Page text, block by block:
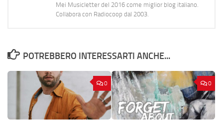
Mei Musicletter del 2016 come miglior blog italiano.
Collabora con Radiocoop dal 2003.
POTREBBERO INTERESSARTI ANCHE...
0 0